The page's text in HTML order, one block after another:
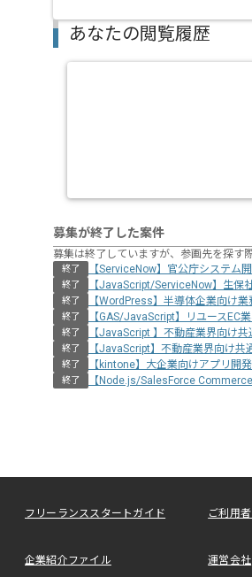
あなたの閲覧履歴
募集が終了した案件
募集は終了していますが、参画先を探す
終了 【ServiceNow】官公庁システム
終了 【JavaScript/ServiceNow】生保
終了 【WordPress】半導体企業向け
終了 【GAS/JavaScript】リユースEC
終了 【JavaScript 】不動産業界向け
終了 【JavaScript】不動産業界向け共
終了 【kintone】大企業向けアプリ開発
終了 【Node.js/SalesForce
フリーランススタートガイド ご利用
企業紹介ファイル 運営会社